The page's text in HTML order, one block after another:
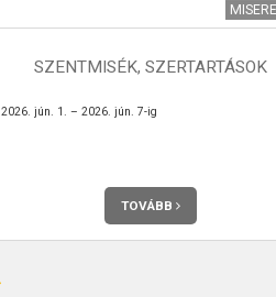
SZENTMISÉK, SZERTARTÁSOK
2026. jún. 1. – 2026. jún. 7-ig
TOVÁBB